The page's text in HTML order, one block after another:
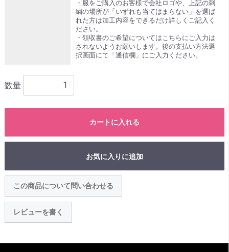
・服をご購入のお客様で会社ロゴや、上記の刺
繍の場所が「いずれも当てはまらない」を選ば
れた方は加工内容をできるだけ詳しくご記入く
ださい。
・領収書のご希望についてはこちらにご入力は
されないようお願いします。後の支払い方法選
択画面にて「通信欄」にご入力ください。
数量
カートに入れる
お気に入りに追加
この商品について問い合わせる
レビューを書く